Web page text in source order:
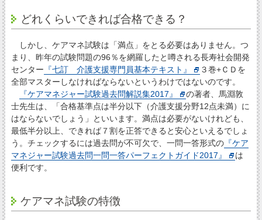
どれくらいできれば合格できる？
しかし、ケアマネ試験は「満点」をとる必要はありません。つ
まり、昨年の試験問題の96％を網羅したと噂される長寿社会開発
センター 『七訂 介護支援専門員基本テキスト』
３巻+ＣＤを
全部マスターしなければならないというわけではないのです。
『ケアマネジャー試験過去問解説集2017』
の著者、馬淵敦
士先生は、「合格基準点は半分以下（介護支援分野12点未満）に
はならないでしょう」といいます。満点は必要がないけれども、
最低半分以上、できれば７割を正答できると安心といえるでしょ
う。チェックするには過去問が不可欠で、一問一答形式の『ケア
マネジャー試験過去問一問一答パーフェクトガイド2017』
は
便利です。
ケアマネ試験の特徴